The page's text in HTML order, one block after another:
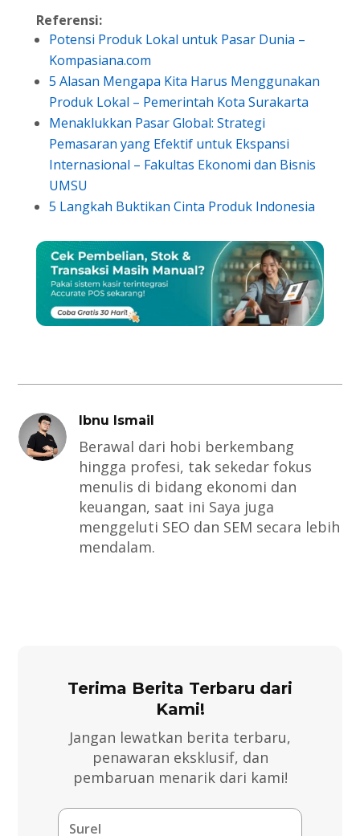
Referensi:
Potensi Produk Lokal untuk Pasar Dunia –
Kompasiana.com
5 Alasan Mengapa Kita Harus Menggunakan
Produk Lokal – Pemerintah Kota Surakarta
Menaklukkan Pasar Global: Strategi
Pemasaran yang Efektif untuk Ekspansi
Internasional – Fakultas Ekonomi dan Bisnis
UMSU
5 Langkah Buktikan Cinta Produk Indonesia
Ibnu Ismail
Berawal dari hobi berkembang
hingga profesi, tak sekedar fokus
menulis di bidang ekonomi dan
keuangan, saat ini Saya juga
menggeluti SEO dan SEM secara lebih
mendalam.
Terima Berita Terbaru dari
Kami!
Jangan lewatkan berita terbaru,
penawaran eksklusif, dan
pembaruan menarik dari kami!